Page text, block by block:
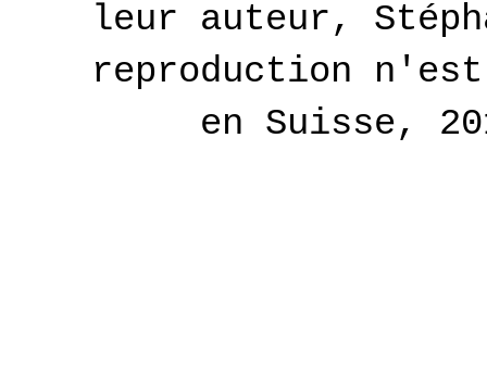
leur auteur,
reproduction
en Suisse,